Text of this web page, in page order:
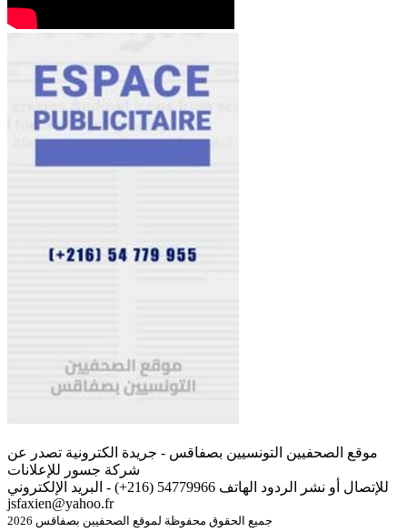
موقع الصحفيين التونسيين بصفاقس - جريدة الكترونية تصدر عن
شركة جسور للإعلانات
للإتصال أو نشر الردود الهاتف 54779966 (216+) - البريد الإلكتروني
jsfaxien@yahoo.fr
جميع الحقوق محفوظة لموقع الصحفيين بصفاقس 2026